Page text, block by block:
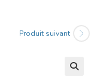
Produit suivant